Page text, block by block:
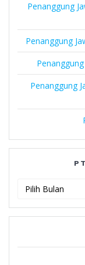
Penanggung
Penanggung
Penanggung